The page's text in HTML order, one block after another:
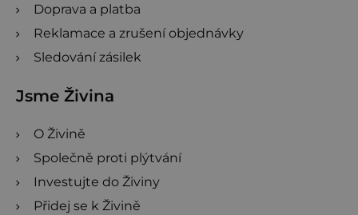
Doprava a platba
Reklamace a zrušení objednávky
Sledování zásilek
Jsme Živina
O Živině
Společně proti plýtvání
Investujte do Živiny
Přidej se k Živině